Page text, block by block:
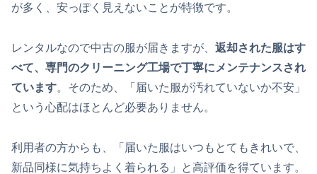
が多く、安っぽく見えないことが特徴です。
レンタルなので中古の服が届きますが、 返却された服はす
べて、専門のクリーニング工場で丁寧にメンテナンスされ
ています。そのため、「届いた服が汚れていないか不安」
という心配はほとんど必要ありません。
利用者の方からも、「届いた服はいつもとてもきれいで、
新品同様に気持ちよく着られる」と高評価を得ています。